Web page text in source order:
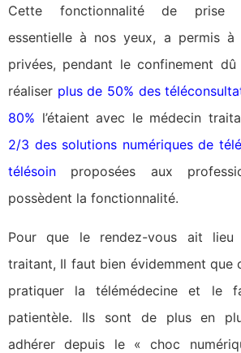
Cette fonctionnalité de prise
essentielle à nos yeux, a permis à
privées, pendant le confinement
réaliser plus de 50% des
80% l’étaient avec le médecin
2/3 des solutions numériques de
télésoin proposées aux
possèdent la fonctionnalité.
Pour que le rendez-vous ait lieu
traitant, Il faut bien évidemment que
pratiquer la télémédecine et le
patientèle. Ils sont de plus en
adhérer depuis le « choc